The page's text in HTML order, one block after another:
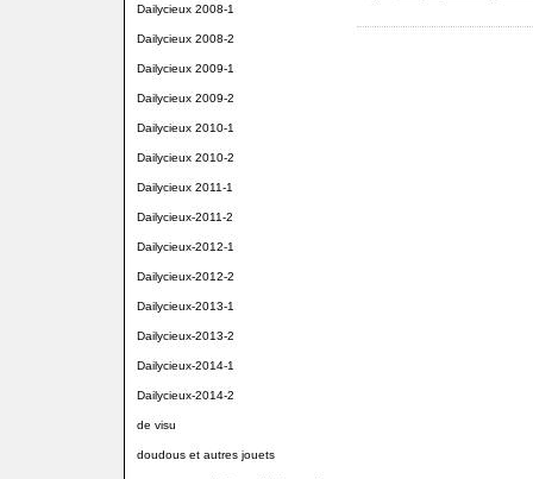
Dailycieux 2008-1
Dailycieux 2008-2
Dailycieux 2009-1
Dailycieux 2009-2
Dailycieux 2010-1
Dailycieux 2010-2
Dailycieux 2011-1
Dailycieux-2011-2
Dailycieux-2012-1
Dailycieux-2012-2
Dailycieux-2013-1
Dailycieux-2013-2
Dailycieux-2014-1
Dailycieux-2014-2
de visu
doudous et autres jouets